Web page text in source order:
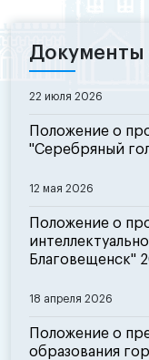
Документы
22 июля 2026
Положение о
"Серебряный
12 мая 2026
Положение о
Благовещенск"
18 апреля 2026
Положение о
образования